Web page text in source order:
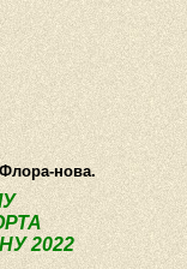
Как купить
нова.
2022